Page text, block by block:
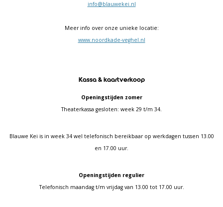
info@blauwekei.nl
Meer info over onze unieke locatie:
www.noordkade-veghel.nl
Kassa & kaartverkoop
Openingstijden zomer
Theaterkassa gesloten: week 29 t/m 34.
Blauwe Kei is in week 34 wel telefonisch bereikbaar op werkdagen tussen 13.00
en 17.00 uur.
Openingstijden regulier
Telefonisch maandag t/m vrijdag van 13.00 tot 17.00 uur.